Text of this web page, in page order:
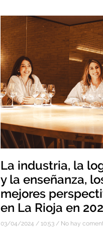
La industria, la
y la enseñanza,
mejores
en La Rioja en
03/04/2024 10:53 No hay